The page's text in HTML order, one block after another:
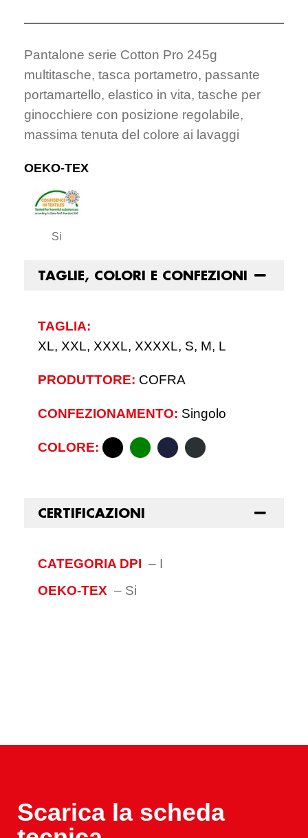
Pantalone serie Cotton Pro 245g
multitasche, tasca portametro, passante
portamartello, elastico in vita, tasche per
ginocchiere con posizione regolabile,
massima tenuta del colore ai lavaggi
OEKO-TEX
Si
TAGLIE, COLORI E CONFEZIONI
TAGLIA:
XL, XXL, XXXL, XXXXL, S, M, L
PRODUTTORE: COFRA
CONFEZIONAMENTO: Singolo
COLORE:
CERTIFICAZIONI
CATEGORIA DPI – I
OEKO-TEX – Si
Scarica la scheda